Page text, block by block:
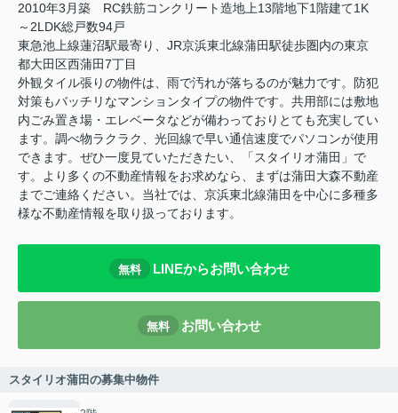
2010年3月築 RC鉄筋コンクリート造地上13階地下1階建て1K
～2LDK総戸数94戸
東急池上線蓮沼駅最寄り、JR京浜東北線蒲田駅徒歩圏内の東京
都大田区西蒲田7丁目
外観タイル張りの物件は、雨で汚れが落ちるのが魅力です。防犯
対策もバッチリなマンションタイプの物件です。共用部には敷地
内ごみ置き場・エレベータなどが備わっておりとても充実してい
ます。調べ物ラクラク、光回線で早い通信速度でパソコンが使用
できます。ぜひ一度見ていただきたい、「スタイリオ蒲田」で
す。より多くの不動産情報をお求めなら、まずは蒲田大森不動産
までご連絡ください。当社では、京浜東北線蒲田を中心に多種多
様な不動産情報を取り扱っております。
無料 LINEからお問い合わせ
無料 お問い合わせ
スタイリオ蒲田の募集中物件